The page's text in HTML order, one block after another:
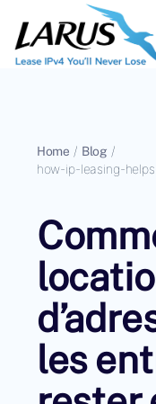
Home / Blog /
how-ip-leasing-
les